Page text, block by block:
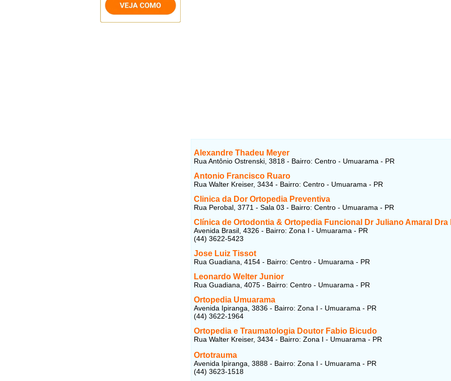
Alexandre Thadeu Meyer
Rua Antônio Ostrenski, 3818 - Bairro: Centro - Umuarama - PR
Antonio Francisco Ruaro
Rua Walter Kreiser, 3434 - Bairro: Centro - Umuarama - PR
Clinica da Dor Ortopedia Preventiva
Rua Perobal, 3771 - Sala 03 - Bairro: Centro - Umuarama - PR
Clínica de Ortodontia & Ortopedia Funcional Dr Juliano Amaral Dra
Avenida Brasil, 4326 - Bairro: Zona I - Umuarama - PR
(44) 3622-5423
Jose Luiz Tissot
Rua Guadiana, 4154 - Bairro: Centro - Umuarama - PR
Leonardo Welter Junior
Rua Guadiana, 4075 - Bairro: Centro - Umuarama - PR
Ortopedia Umuarama
Avenida Ipiranga, 3836 - Bairro: Zona I - Umuarama - PR
(44) 3622-1964
Ortopedia e Traumatologia Doutor Fabio Bicudo
Rua Walter Kreiser, 3434 - Bairro: Zona I - Umuarama - PR
Ortotrauma
Avenida Ipiranga, 3888 - Bairro: Zona I - Umuarama - PR
(44) 3623-1518